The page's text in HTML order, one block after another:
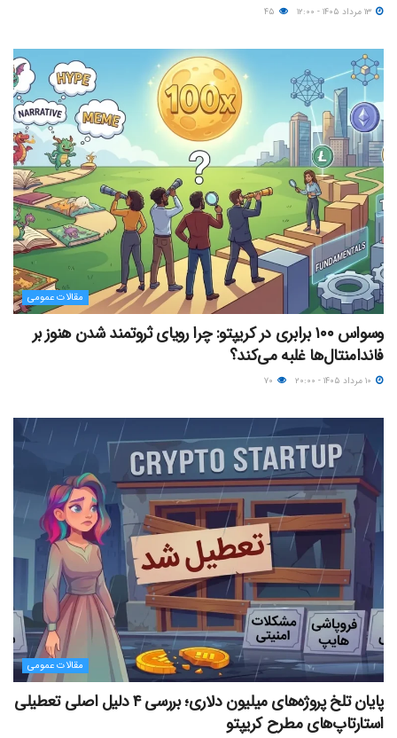
مقالات عمومی
وسواس ۱۰۰ برابری در کریپتو: چرا رویای ثروتمند شدن هنوز بر
فاندامنتال‌ها غلبه می‌کند؟
مقالات عمومی
پایان تلخ پروژه‌های میلیون دلاری؛ بررسی ۴ دلیل اصلی تعطیلی
استارتاپ‌های مطرح کریپتو